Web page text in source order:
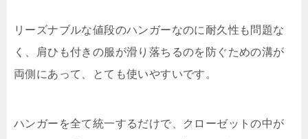
リーズナブルな値段のハンガーなのに耐久性も問題な
く、肩ひも付きの服が滑り落ちるのを防ぐための溝が
両側にあって、とても使いやすいです。
ハンガーを全て統一するだけで、クローゼットの中が